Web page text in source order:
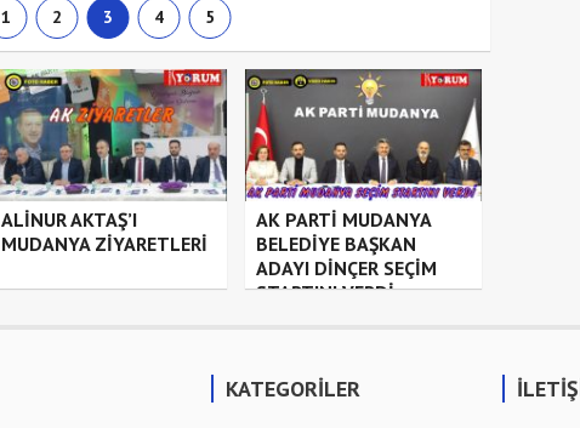
1 2 3 4 5
ALİNUR AKTAŞ’I
MUDANYA ZİYARETLERİ
AK PARTİ MUDANYA
BELEDİYE BAŞKAN
ADAYI DİNÇER SEÇİM
STARTINI VERDİ
KATEGORİLER